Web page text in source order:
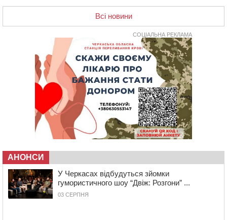
На Уманщині судитимуть колишню очільницю відділу
освіти через закупівлю електрики за завищеною
У Черкасах провели в останню путь двох
загиблих воїнів
До 1 вересня у Черкасах оновлюють дорожню
розмітку біля навчальних закладів (ФОТОФАКТ)
На честь загиблого захисника і чемпіона світу в
Черкасах відкрили спортивно-реабілітаційний центр
На Звенигородщині, попри заборону міськради,
проведуть “Ше.Fest”
роботі електромереж та комунальних служб
14:02 На Черкащині намолотили перший мільйон тонн
зерна нового врожаю
13:40 На Кам’янщині сталася масштабна пожежа
сміттєзвалища
Всі новини
СОЦІАЛЬНА РЕКЛАМА
АНОНСИ
У Черкасах відбудуться зйомки
гумористичного шоу “Двіж: Розгони” ...
03 СЕРПНЯ